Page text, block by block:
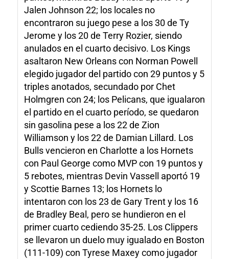
Jalen Johnson 22; los locales no
encontraron su juego pese a los 30 de Ty
Jerome y los 20 de Terry Rozier, siendo
anulados en el cuarto decisivo. Los Kings
asaltaron New Orleans con Norman Powell
elegido jugador del partido con 29 puntos y 5
triples anotados, secundado por Chet
Holmgren con 24; los Pelicans, que igualaron
el partido en el cuarto período, se quedaron
sin gasolina pese a los 22 de Zion
Williamson y los 22 de Damian Lillard. Los
Bulls vencieron en Charlotte a los Hornets
con Paul George como MVP con 19 puntos y
5 rebotes, mientras Devin Vassell aportó 19
y Scottie Barnes 13; los Hornets lo
intentaron con los 23 de Gary Trent y los 16
de Bradley Beal, pero se hundieron en el
primer cuarto cediendo 35-25. Los Clippers
se llevaron un duelo muy igualado en Boston
(111-109) con Tyrese Maxey como jugador